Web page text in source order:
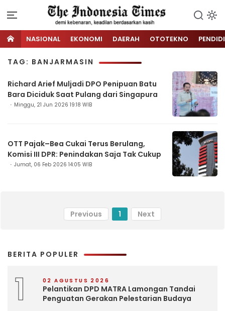
NASIONAL EKONOMI DAERAH OTOTEKNO
TAG: BANJARMASIN
Richard Arief Muljadi DPO Penipuan Batu
Bara Diciduk Saat Pulang dari Singapura
Minggu, 21 Jun 2026 19:18 WIB
OTT Pajak–Bea Cukai Terus Berulang,
Komisi III DPR: Penindakan Saja Tak Cukup
Jumat, 06 Feb 2026 14:05 WIB
Previous 1 Next
BERITA POPULER
1 02 AGUSTUS 2026
Pelantikan DPD MATRA Lamongan Tandai
Penguatan Gerakan Pelestarian Budaya